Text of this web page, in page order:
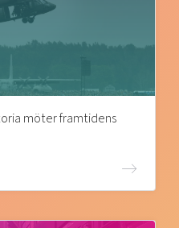
möter framtidens